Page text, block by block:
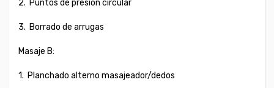
2. Puntos de presión circular
3. Borrado de arrugas
Masaje B:
1. Planchado alterno masajeador/dedos